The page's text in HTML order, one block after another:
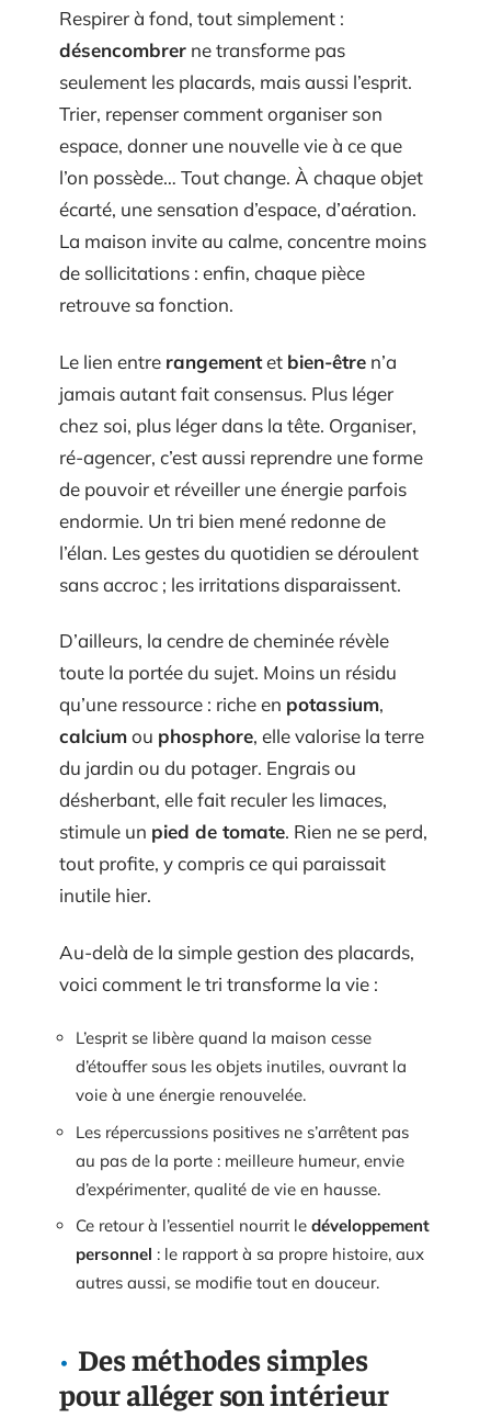
Respirer à fond, tout simplement :
désencombrer ne transforme pas
seulement les placards, mais aussi l’esprit.
Trier, repenser comment organiser son
espace, donner une nouvelle vie à ce que
l’on possède… Tout change. À chaque objet
écarté, une sensation d’espace, d’aération.
La maison invite au calme, concentre moins
de sollicitations : enfin, chaque pièce
retrouve sa fonction.
Le lien entre rangementet bien-être n’a
jamais autant fait consensus. Plus léger
chez soi, plus léger dans la tête. Organiser,
ré-agencer, c’est aussi reprendre une forme
de pouvoir et réveiller une énergie parfois
endormie. Un tri bien mené redonne de
l’élan. Les gestes du quotidien se déroulent
sans accroc ; les irritations disparaissent.
D’ailleurs, la cendre de cheminée révèle
toute la portée du sujet. Moins un résidu
qu’une ressource : riche en potassium,
calciumou phosphore, elle valorise la terre
du jardin ou du potager. Engrais ou
désherbant, elle fait reculer les limaces,
stimule un pied de tomate. Rien ne se perd,
tout profite, y compris ce qui paraissait
inutile hier.
Au-delà de la simple gestion des placards,
voici comment le tri transforme la vie :
L’esprit se libère quand la maison cesse
d’étouffer sous les objets inutiles, ouvrant la
voie à une énergie renouvelée.
Les répercussions positives ne s’arrêtent pas
au pas de la porte : meilleure humeur, envie
d’expérimenter, qualité de vie en hausse.
Ce retour à l’essentiel nourrit le développement
personnel : le rapport à sa propre histoire, aux
autres aussi, se modifie tout en douceur.
Des méthodes simples
pour alléger son intérieur